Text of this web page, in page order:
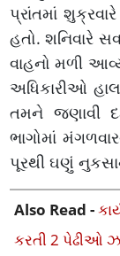
પ્રાંતમાં
હતો. શનિવારે
વાહનો મળી
અધિકારીઓ
તમને જણાવી
ભાગોમાં
પૂરથી ઘણું
Also Read -
કરતી 2 પેઢીઓ